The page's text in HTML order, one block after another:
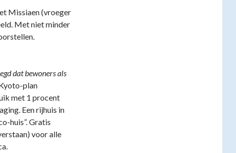
Missiaen (vroeger
Met niet minder
dat bewoners als
plan
met 1 procent
Een rijhuis in
huis”. Gratis
voor alle